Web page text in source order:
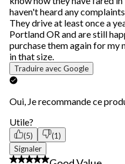
haven't heard any
They drive at least once a
Portland OR and are still
purchase them again for my
in that size.
Traduire avec Google
Oui, Je recommande ce
Utile?
(5)
(1)
Signaler
4 étoile(s) sur 5.